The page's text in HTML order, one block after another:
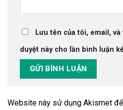
Lưu tên của tôi, email,
duyệt này cho lần bình luận
Website này sử dụng Akismet